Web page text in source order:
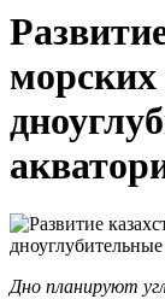
Дно планируют